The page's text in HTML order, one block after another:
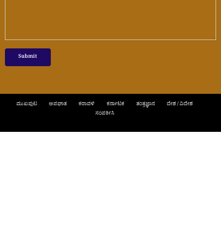
ಮುಖಪುಟ ಅಪಘಾತ ಕರಾವಳಿ ಕರ್ನಾಟಕ ತಂತ್ರಜ್ಞಾನ
ದೇಶ / ವಿದೇಶ
ಸಂಪರ್ಕಿಸಿ